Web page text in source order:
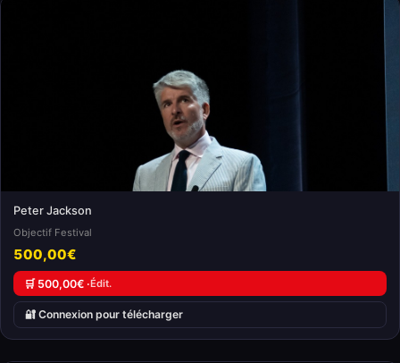
Peter Jackson
Objectif Festival
500,00€
🛒 500,00€ ·Édit.
🔐 Connexion pour télécharger